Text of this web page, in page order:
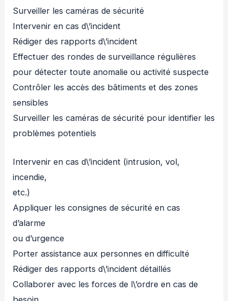
Surveiller les caméras de sécurité
Intervenir en cas d\’incident
Rédiger des rapports d\’incident
Effectuer des rondes de surveillance régulières
pour détecter toute anomalie ou activité suspecte
Contrôler les accès des bâtiments et des zones
sensibles
Surveiller les caméras de sécurité pour identifier les
problèmes potentiels
Intervenir en cas d\’incident (intrusion, vol,
incendie,
etc.)
Appliquer les consignes de sécurité en cas
d’alarme
ou d’urgence
Porter assistance aux personnes en difficulté
Rédiger des rapports d\’incident détaillés
Collaborer avec les forces de l\’ordre en cas de